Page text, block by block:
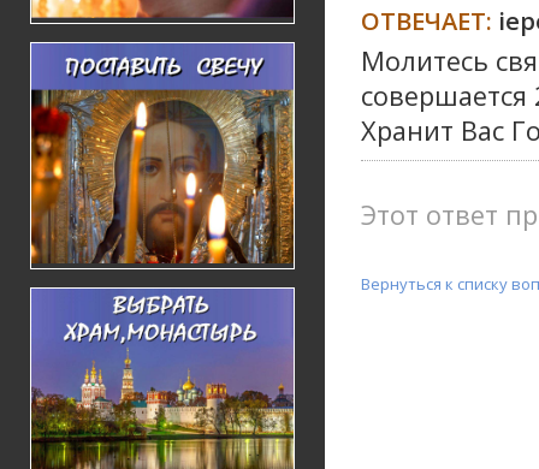
ОТВЕЧАЕТ:
Молитесь
совершается
Хранит Вас
Этот ответ
Вернуться к списку